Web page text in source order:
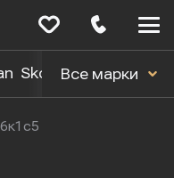
Skoda Toyota
Все марки